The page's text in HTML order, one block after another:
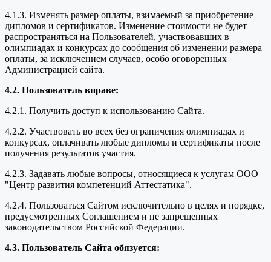
4.1.3. Изменять размер оплаты, взимаемый за приобретение
дипломов и сертификатов. Изменение стоимости не будет
распространяться на Пользователей, участвовавших в
олимпиадах и конкурсах до сообщения об изменении размера
оплаты, за исключением случаев, особо оговоренных
Администрацией сайта.
4.2. Пользователь вправе:
4.2.1. Получить доступ к использованию Сайта.
4.2.2. Участвовать во всех без ограничения олимпиадах и
конкурсах, оплачивать любые дипломы и сертификаты после
получения результатов участия.
4.2.3. Задавать любые вопросы, относящиеся к услугам ООО
"Центр развития компетенций Аттестатика".
4.2.4. Пользоваться Сайтом исключительно в целях и порядке,
предусмотренных Соглашением и не запрещенных
законодательством Российской Федерации.
4.3. Пользователь Сайта обязуется: